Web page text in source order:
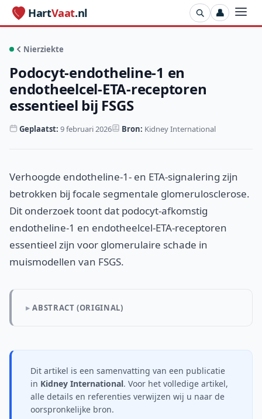
HartVaat.nl 👤
Nierziekte
Podocyt-endotheline-1 en
endotheelcel-ETA-receptoren
essentieel bij FSGS
Geplaatst: 9 februari 2026 Bron: Kidney International
Verhoogde endotheline-1- en ETA-signalering zijn
betrokken bij focale segmentale glomerulosclerose.
Dit onderzoek toont dat podocyt-afkomstig
endotheline-1 en endotheelcel-ETA-receptoren
essentieel zijn voor glomerulaire schade in
muismodellen van FSGS.
ABSTRACT (ORIGINAL)
Dit artikel is een samenvatting van een publicatie
in Kidney International. Voor het volledige artikel,
alle details en referenties verwijzen wij u naar de
oorspronkelijke bron.